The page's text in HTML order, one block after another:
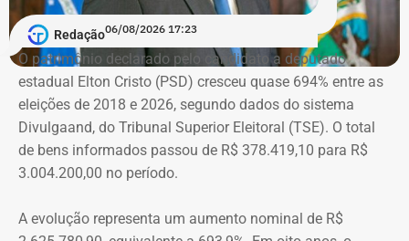
Em conversa com o TEMPO REAL RJ, Cristiane analisa o
que ainda falta às mulheres na hora de denunciar os
companheiros por violência doméstica.
“Creio que duas coisas ainda impedem as mulheres de
seguirem adiante nesta batalha. A vergonha e o medo.
Porque é necessário ter mais do que coragem para seguir
adiante no enfrentamento à violência doméstica. Pois
primeiro é o temor de continuar viva e estar ao lado do
Redação06/08/2026 17:23
O patrimônio declarado pelo candidato a deputado
estadual Elton Cristo (PSD) cresceu quase 694% entre as
eleições de 2018 e 2026, segundo dados do sistema
Divulgaand, do Tribunal Superior Eleitoral (TSE). O total
de bens informados passou de R$ 378.419,10 para R$
3.004.200,00 no período.
A evolução representa um aumento nominal de R$